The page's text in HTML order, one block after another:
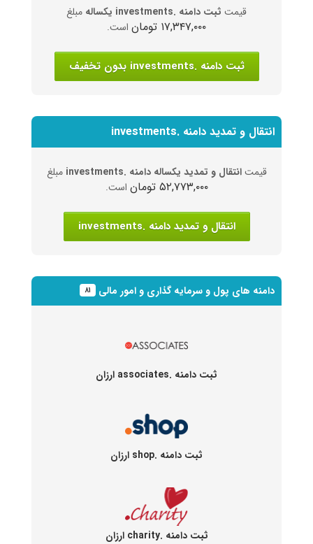
قیمت ثبت دامنه .investments یکساله مبلغ
۱۷,۳۴۷,۰۰۰ تومان است.
ثبت دامنه .investments بدون تخفیف
انتقال و تمدید دامنه .investments
قیمتانتقال و تمدید یکساله دامنه .investments مبلغ
۵۲,۷۷۳,۰۰۰ تومان است.
انتقال و تمدید دامنه .investments
دامنه های پول و سرمایه گذاری و امور مالی ۸۱
ثبت دامنه .associates ارزان
ثبت دامنه .shop ارزان
ثبت دامنه .charity ارزان